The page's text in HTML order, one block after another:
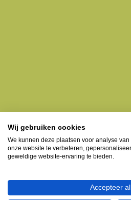
Wij gebruiken cookies
We kunnen deze plaatsen voor analyse
onze website te verbeteren,
geweldige website-ervaring te bieden.
Accepteer